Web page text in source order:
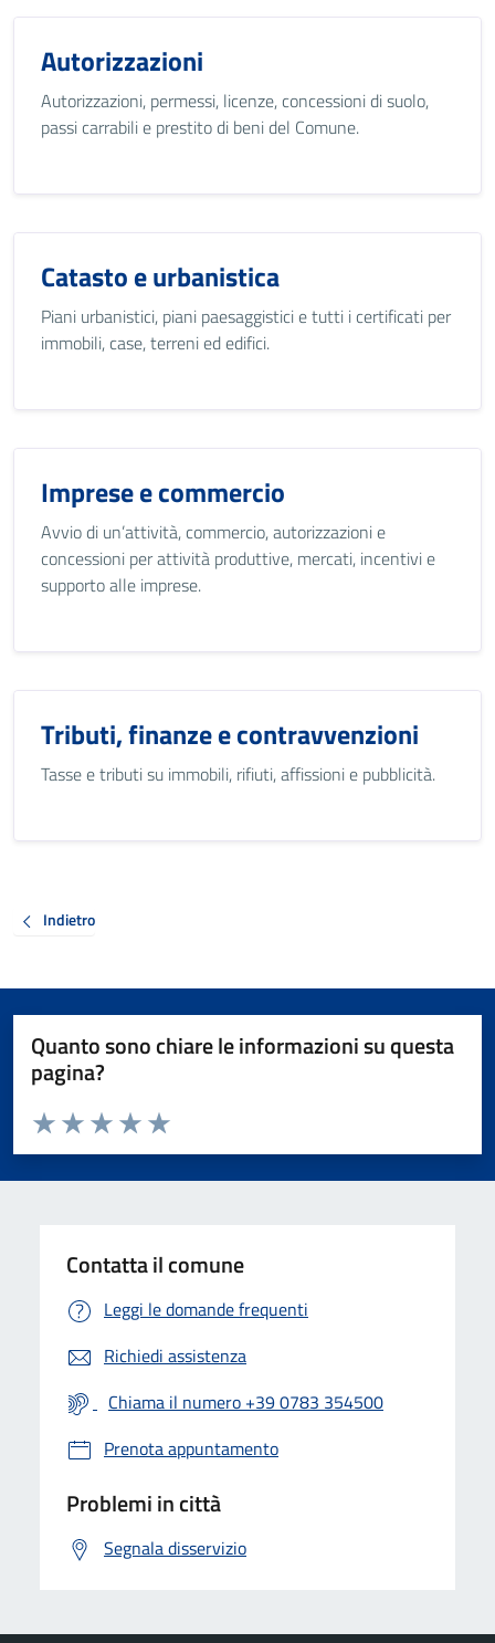
Autorizzazioni
Autorizzazioni, permessi, licenze, concessioni di suolo,
passi carrabili e prestito di beni del Comune.
Catasto e urbanistica
Piani urbanistici, piani paesaggistici e tutti i certificati per
immobili, case, terreni ed edifici.
Imprese e commercio
Avvio di un’attività, commercio, autorizzazioni e
concessioni per attività produttive, mercati, incentivi e
supporto alle imprese.
Tributi, finanze e contravvenzioni
Tasse e tributi su immobili, rifiuti, affissioni e pubblicità.
Indietro
Quanto sono chiare le informazioni su questa
pagina?
Valuta da 1 a 5 stelle la pagina
Valuta 5 stelle su 5
Valuta 4 stelle su 5
Valuta 3 stelle su 5
Valuta 2 stelle su 5
Valuta 1 stelle su 5
Contatta il comune
Leggi le domande frequenti
Richiedi assistenza
Chiama il numero +39 0783 354500
Prenota appuntamento
Problemi in città
Segnala disservizio